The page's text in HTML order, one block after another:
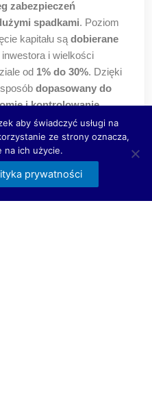
zabezpieczeń
spadkami. Poziom
kapitału sądobierane
i wielkości
od 1% do 30%. Dzięki
dopasowany do
i kontrolowanie.
test?
aby świadczyć usługi na
ze strony oznacza,
na ich użycie.
prywatności